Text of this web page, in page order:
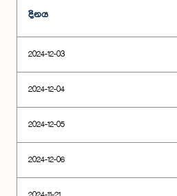
දිනය
2024-12-03
2024-12-04
2024-12-05
2024-12-06